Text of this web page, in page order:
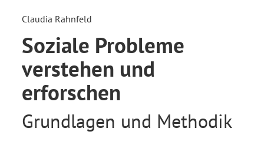
Claudia Rahnfeld
Soziale Probleme
verstehen und
erforschen
Grundlagen und Methodik